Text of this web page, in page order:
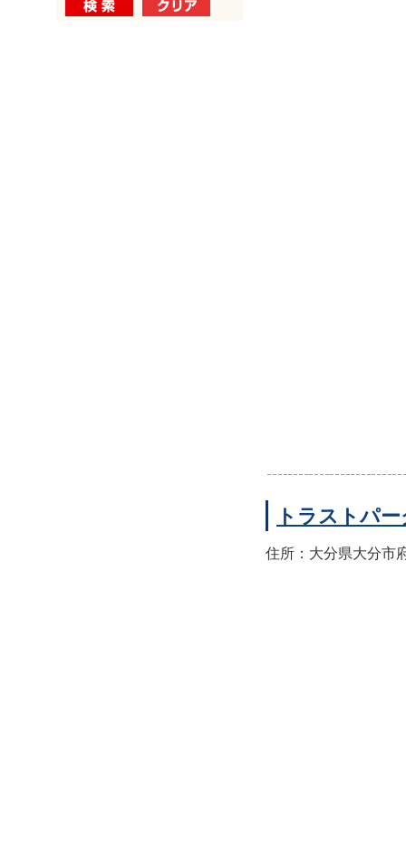
トラストパ
住所：大分県大分市